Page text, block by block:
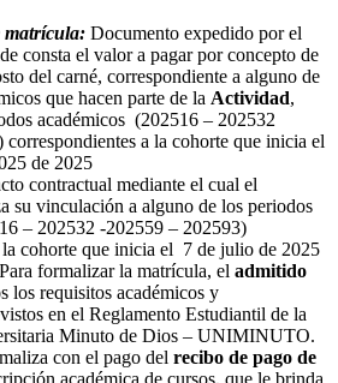
matrícula: Documento expedido por el
consta el valor a pagar por concepto de
del carné, correspondiente a alguno de
que hacen parte de la Actividad,
académicos (202516 – 202532
a la cohorte que inicia el
de 2025
contractual mediante el cual el
su vinculación a alguno de los periodos
– 202532 -202559 – 202593)
la cohorte que inicia el 7 de julio de 2025
formalizar la matrícula, el admitido
los requisitos académicos y
en el Reglamento Estudiantil de la
Minuto de Dios – UNIMINUTO.
con el pago del recibo de pago de